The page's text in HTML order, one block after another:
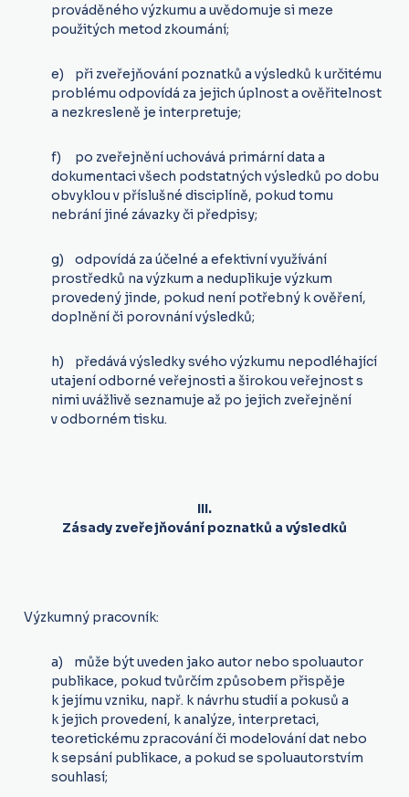
prováděného výzkumu a uvědomuje si meze
použitých metod zkoumání;
e) při zveřejňování poznatků a výsledků k určitému
problému odpovídá za jejich úplnost a ověřitelnost
a nezkresleně je interpretuje;
f) po zveřejnění uchovává primární data a
dokumentaci všech podstatných výsledků po dobu
obvyklou v příslušné disciplíně, pokud tomu
nebrání jiné závazky či předpisy;
g) odpovídá za účelné a efektivní využívání
prostředků na výzkum a neduplikuje výzkum
provedený jinde, pokud není potřebný k ověření,
doplnění či porovnání výsledků;
h) předává výsledky svého výzkumu nepodléhající
utajení odborné veřejnosti a širokou veřejnost s
nimi uvážlivě seznamuje až po jejich zveřejnění
v odborném tisku.
III.
Zásady zveřejňování poznatků a výsledků
Výzkumný pracovník:
a) může být uveden jako autor nebo spoluautor
publikace, pokud tvůrčím způsobem přispěje
k jejímu vzniku, např. k návrhu studií a pokusů a
k jejich provedení, k analýze, interpretaci,
teoretickému zpracování či modelování dat nebo
k sepsání publikace, a pokud se spoluautorstvím
souhlasí;